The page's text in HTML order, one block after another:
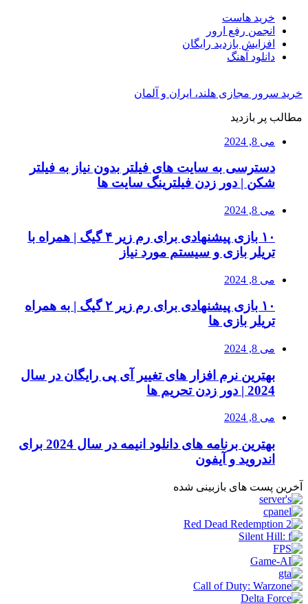
خرید هاست
انجمن رفع ارور
افزایش بازدید رایگان
دانلود آهنگ
خرید سرور مجازی هلند، ایران و آلمان
مطالب پر بازدید
می 8, 2024
دسترسی به سایت های فیلتر بدون نیاز به فیلتر
شکن | دور زدن فیلترینگ سایت ها
می 8, 2024
۱۰ بازی پیشنهادی برای رم زیر ۴ گیگ | همراه با
تریلر بازی و سیستم مورد نیاز
می 8, 2024
۱۰ بازی پیشنهادی برای رم زیر ۲ گیگ | به همراه
تریلر بازی ها
می 8, 2024
بهترین نرم افزار های تغییر آی پی رایگان در سال
2024 | دور زدن تحریم ها
می 8, 2024
بهترین برنامه های دانلود انیمه در سال 2024 برای
اندروید و آیفون
آخرین پست های بازبینی شده